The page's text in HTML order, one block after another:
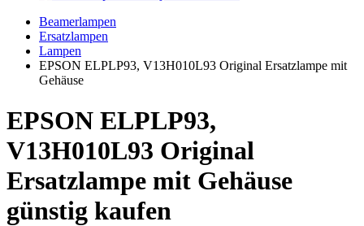
Beamerlampen
Ersatzlampen
Lampen
EPSON ELPLP93, V13H010L93 Original Ersatzlampe mit
Gehäuse
EPSON ELPLP93,
V13H010L93 Original
Ersatzlampe mit Gehäuse
günstig kaufen